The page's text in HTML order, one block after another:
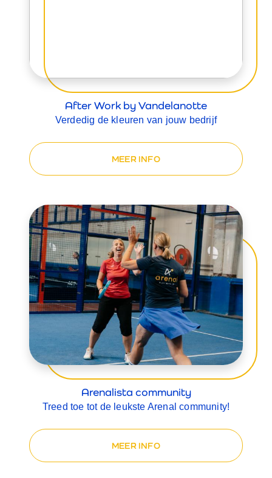
After Work by Vandelanotte
Verdedig de kleuren van jouw bedrijf
MEER INFO
Arenalista community
Treed toe tot de leukste Arenal community!
MEER INFO